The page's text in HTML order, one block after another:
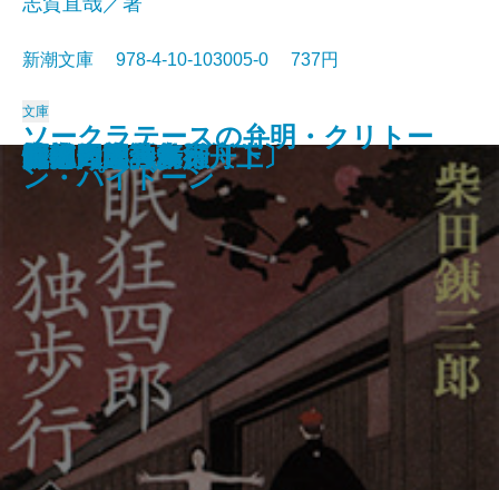
蜘蛛の糸・杜子春
奉教人の死
戯作三昧・一塊の土
侏儒の言葉・西方の人
鍵・瘋癲老人日記
泥棒日記
留学
清兵衛と瓢箪・網走まで
饗宴
小僧の神様・城の崎にて
新潮文庫 978-4-10-103005-0 737円
文庫
眠狂四郎独歩行〔下〕
羅生門・鼻
ソークラテースの弁明・クリトー
ン・パイドーン
眠狂四郎独歩行〔上〕
山椒大夫・高瀬舟
女徳
室生犀星詩集
性的人間
阿部一族・舞姫
おとうと